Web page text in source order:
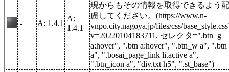
- A: 1.4.1
A:
1.4.1
現からもその情報を取得できるよう配
慮してください。(https://www.n-
vnpo.city.nagoya.jp/files/css/
v=20220104183711, セレクタ=".btn_g
a:hover", ".btn a:hover", ".btn_w a", ".btn
a", ".bosai_page_link li.active a",
".btn_icon a", "div.txt h5", ".st_base")